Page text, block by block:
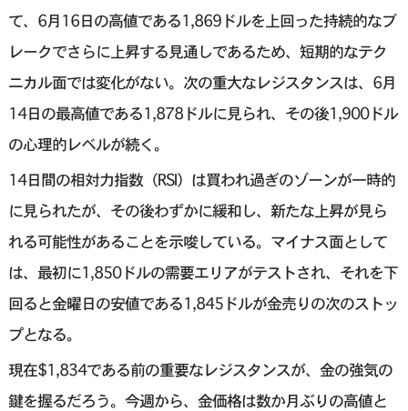
て、6月16日の高値である1,869ドルを上回った持続的なブ
レークでさらに上昇する見通しであるため、短期的なテク
ニカル面では変化がない。次の重大なレジスタンスは、6月
14日の最高値である1,878ドルに見られ、その後1,900ドル
の心理的レベルが続く。
14日間の相対力指数（RSI）は買われ過ぎのゾーンが一時的
に見られたが、その後わずかに緩和し、新たな上昇が見ら
れる可能性があることを示唆している。マイナス面として
は、最初に1,850ドルの需要エリアがテストされ、それを下
回ると金曜日の安値である1,845ドルが金売りの次のストッ
プとなる。
現在$1,834である前の重要なレジスタンスが、金の強気の
鍵を握るだろう。今週から、金価格は数か月ぶりの高値と